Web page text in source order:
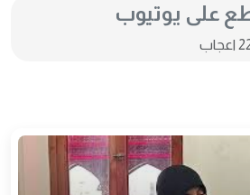
على يوتيوب